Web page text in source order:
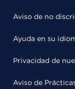
Aviso de no
Ayuda en su
Privacidad de
Aviso de